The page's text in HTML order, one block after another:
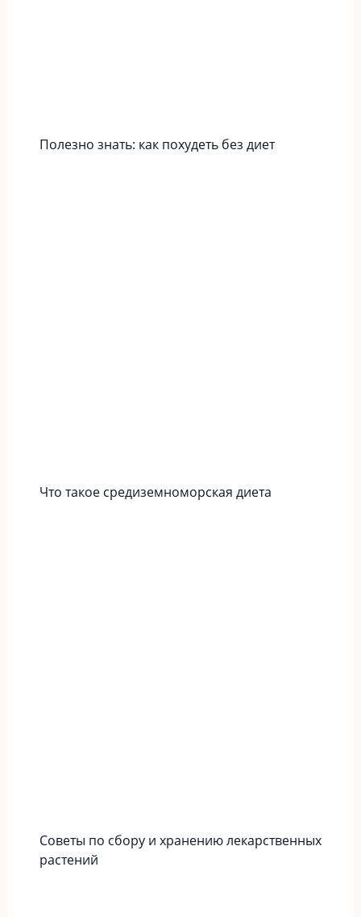
Полезно знать: как похудеть без диет
Что такое средиземноморская диета
Советы по сбору и хранению лекарственных
растений